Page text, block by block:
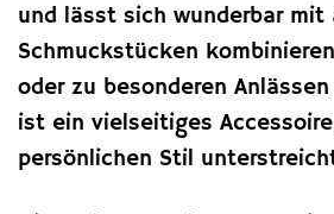
und lässt sich wunderbar mit
Schmuckstücken
oder zu besonderen
ist ein vielseitiges
persönlichen Stil